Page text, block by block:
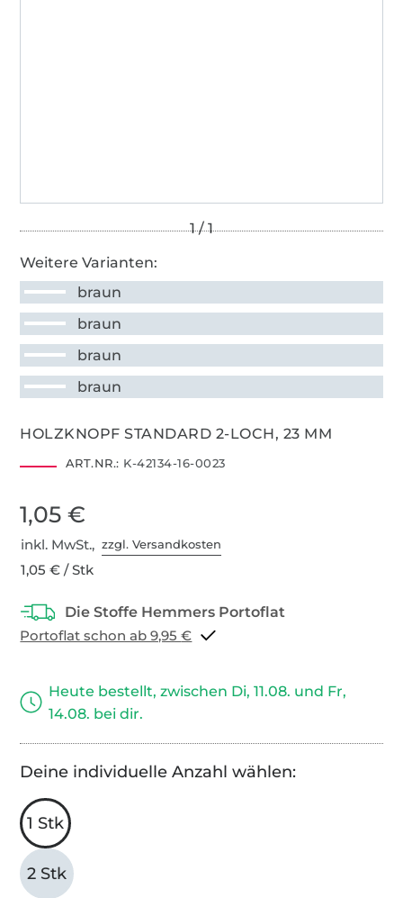
Weitere Varianten:
braun
braun
braun
braun
HOLZKNOPF STANDARD 2-LOCH, 23 MM
ART.NR.: K-42134-16-0023
1,05 €
inkl. MwSt.,zzgl. Versandkosten
1,05 € / Stk
Portoflat schon ab 9,95 €
Heute bestellt, zwischen Di, 11.08. und Fr,
14.08. bei dir.
Deine individuelle Anzahl wählen:
1 Stk
2 Stk